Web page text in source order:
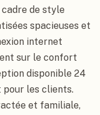
de style
spacieuses et
internet
sur le confort
disponible 24
pour les clients.
et familiale,